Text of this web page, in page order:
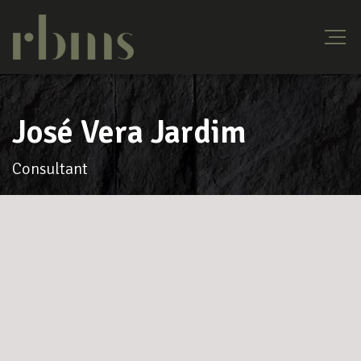
José Vera Jardim
Consultant